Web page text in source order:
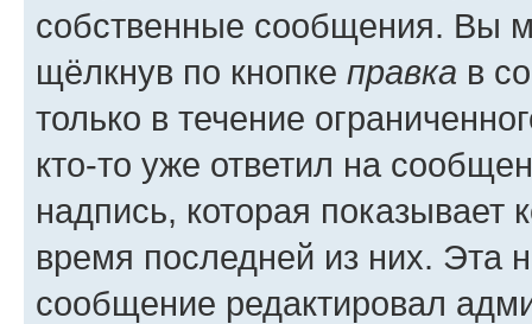
собственные сообщения. Вы
щёлкнув по кнопке правка в
только в течение
кто-то уже ответил на
надпись, которая показывает
время последней из них. Эта
сообщение редактировал